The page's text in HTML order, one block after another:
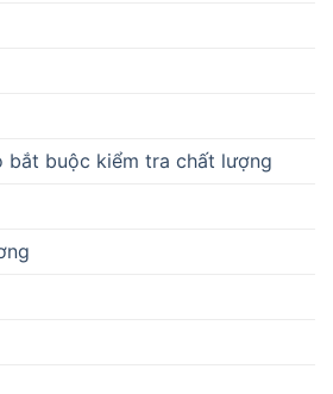
bắt buộc kiểm tra chất lượng